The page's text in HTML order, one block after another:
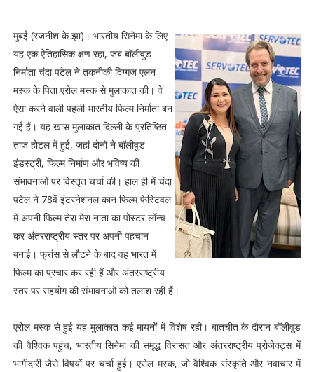
मुंबई (रजनीश के झा)। भारतीय सिनेमा के लिए
यह एक ऐतिहासिक क्षण रहा, जब बॉलीवुड
निर्माता चंदा पटेल ने तकनीकी दिग्गज एलन
मस्क के पिता एरोल मस्क से मुलाकात की। वे
ऐसा करने वाली पहली भारतीय फिल्म निर्माता बन
गई हैं। यह खास मुलाकात दिल्ली के प्रतिष्ठित
ताज होटल में हुई, जहां दोनों ने बॉलीवुड
इंडस्ट्री, फिल्म निर्माण और भविष्य की
संभावनाओं पर विस्तृत चर्चा की। हाल ही में चंदा
पटेल ने 78वें इंटरनेशनल कान फिल्म फेस्टिवल
में अपनी फिल्म तेरा मेरा नाता का पोस्टर लॉन्च
कर अंतरराष्ट्रीय स्तर पर अपनी पहचान
बनाई। फ्रांस से लौटने के बाद वह भारत में
फिल्म का प्रचार कर रही हैं और अंतरराष्ट्रीय
स्तर पर सहयोग की संभावनाओं को तलाश रही हैं।
एरोल मस्क से हुई यह मुलाकात कई मायनों में विशेष रही। बातचीत के दौरान बॉलीवुड
की वैश्विक पहुंच, भारतीय सिनेमा की समृद्ध विरासत और अंतरराष्ट्रीय प्रोजेक्ट्स में
भागीदारी जैसे विषयों पर चर्चा हुई। एरोल मस्क, जो वैश्विक संस्कृति और नवाचार में